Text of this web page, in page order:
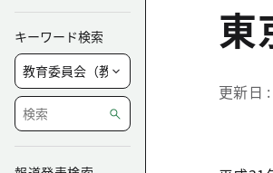
キーワード検索 東
更新日